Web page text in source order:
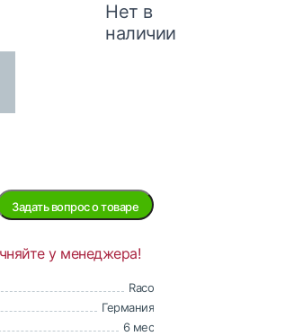
Нет в
наличии
Задать вопрос о товаре
у менеджера!
Raco
Германия
6 мес